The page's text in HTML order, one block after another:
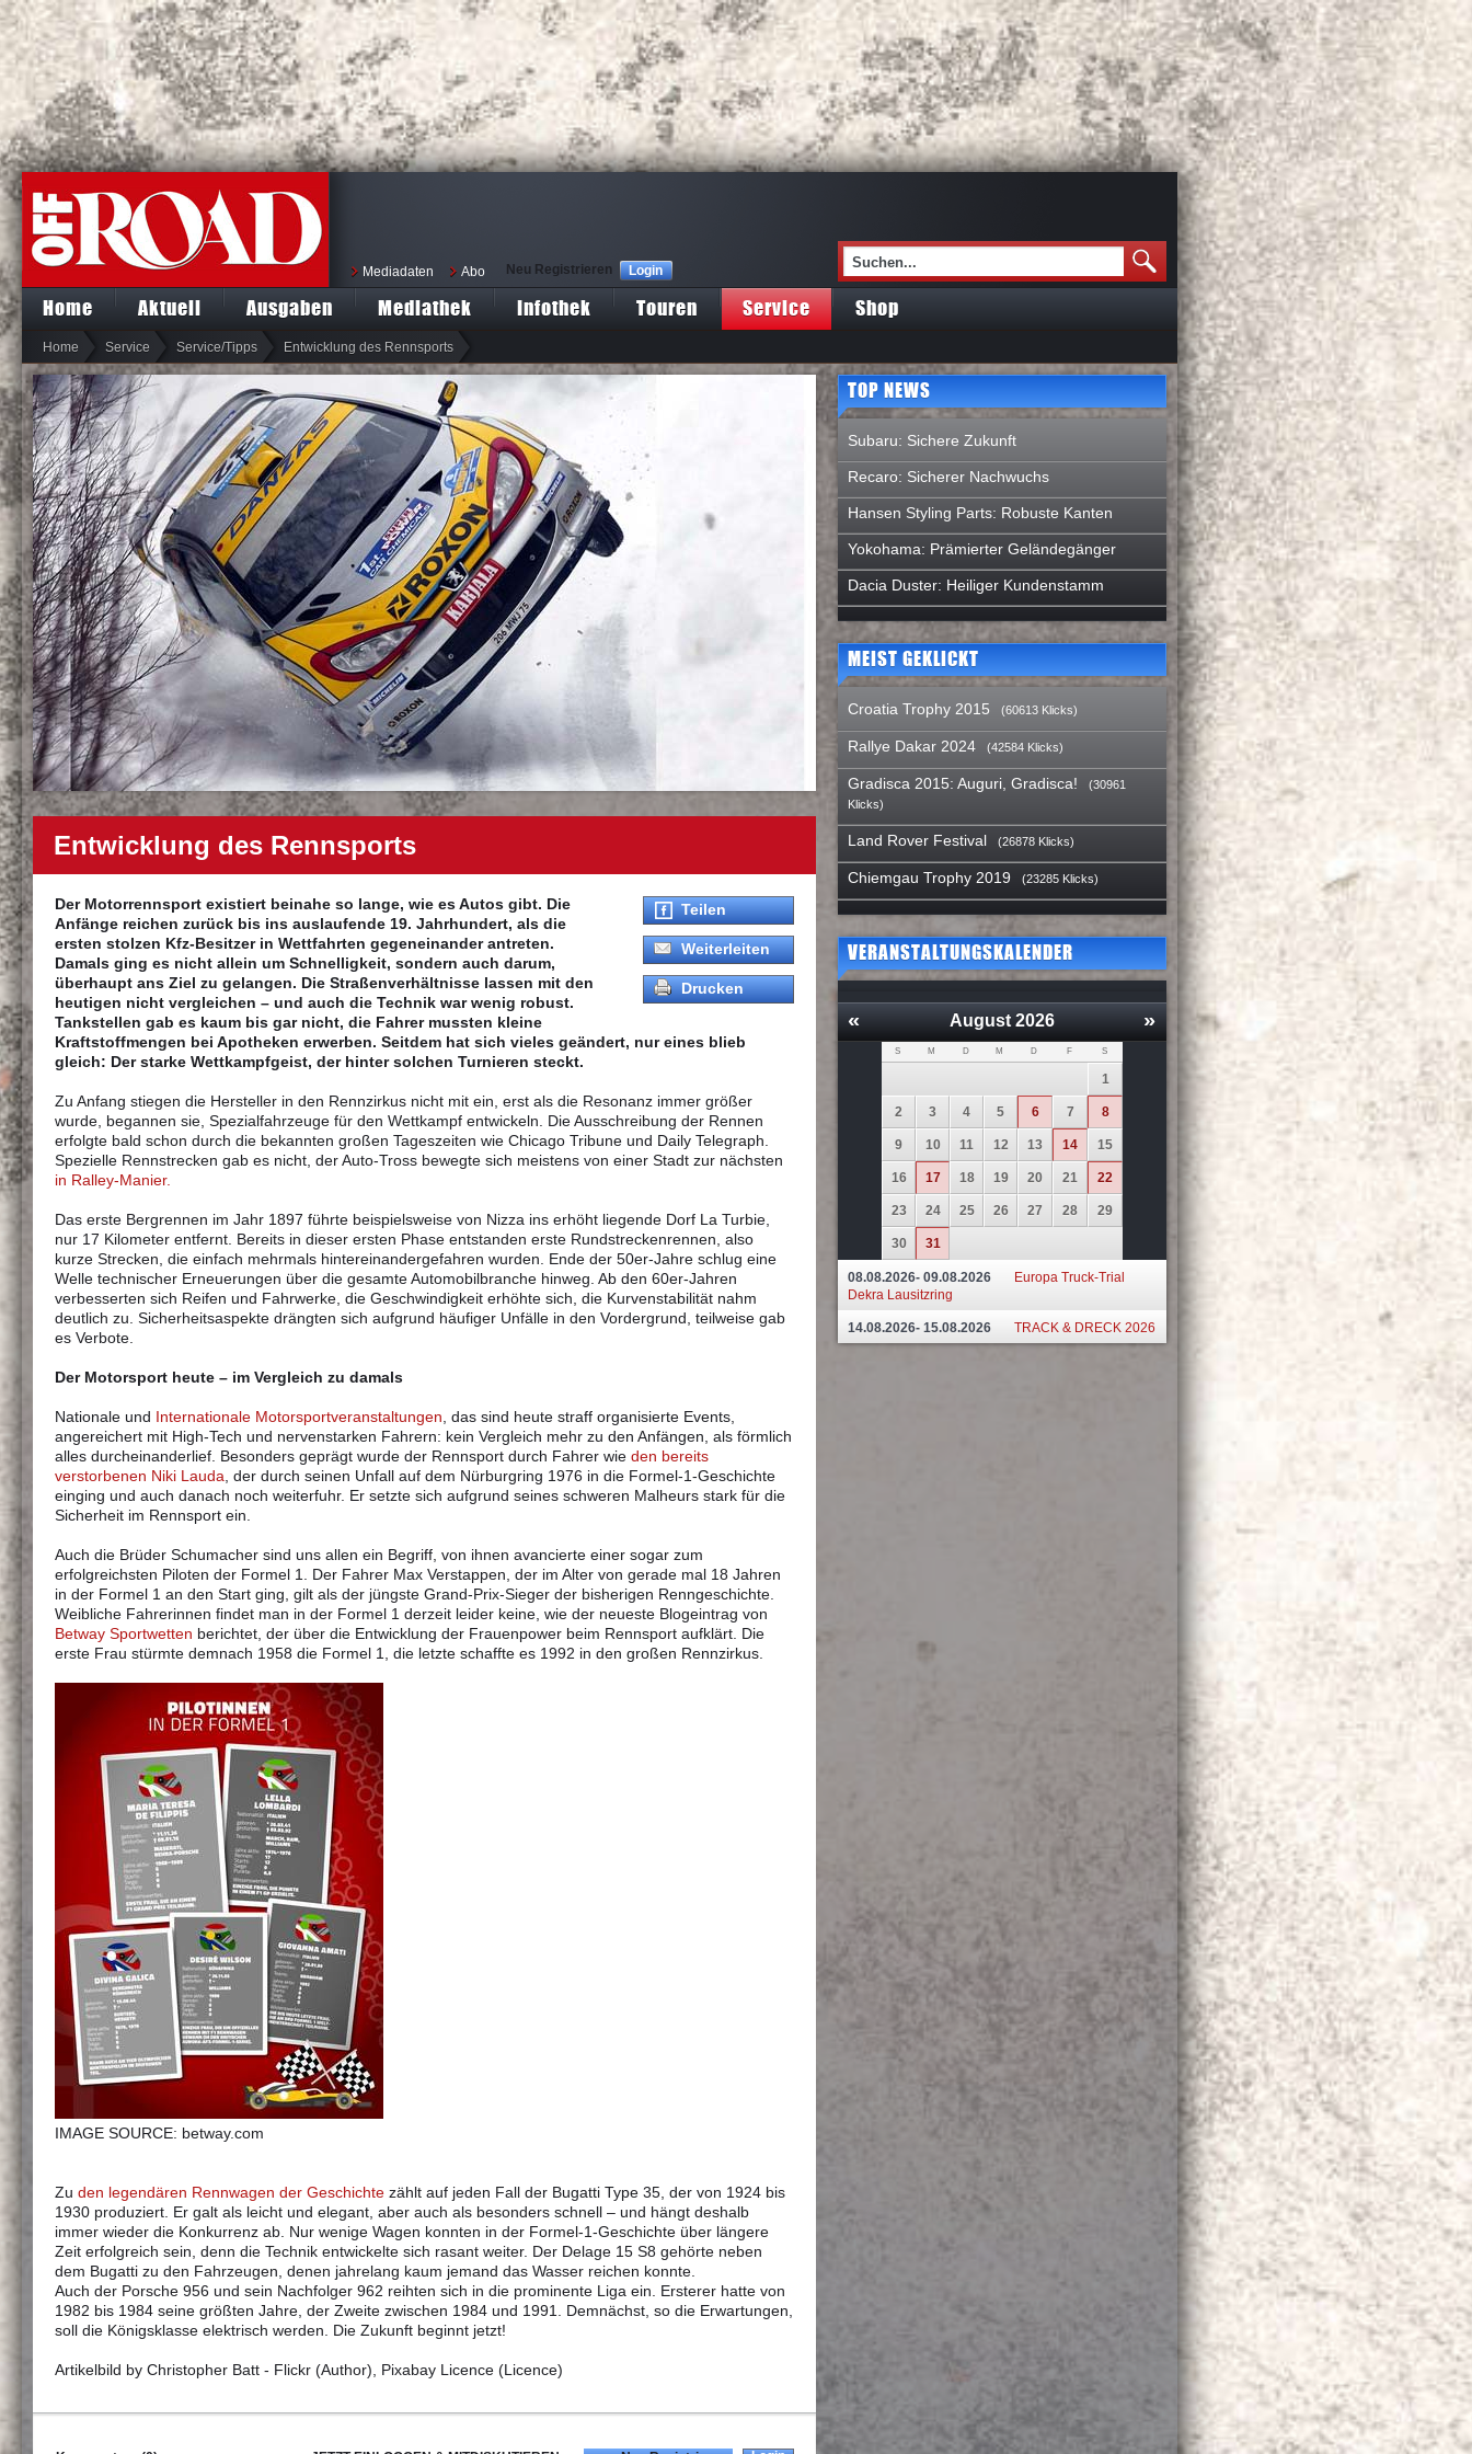
Mediadaten Abo Neu Registrieren Login
Home Aktuell Ausgaben Mediathek Infothek Touren Service Shop
Home Service Service/Tipps Entwicklung des Rennsports
Entwicklung des Rennsports
Teilen
Weiterleiten
Drucken
Der Motorrennsport existiert beinahe so lange, wie es Autos gibt. Die
Anfänge reichen zurück bis ins auslaufende 19. Jahrhundert, als die
ersten stolzen Kfz-Besitzer in Wettfahrten gegeneinander antreten.
Damals ging es nicht allein um Schnelligkeit, sondern auch darum,
überhaupt ans Ziel zu gelangen. Die Straßenverhältnisse lassen mit den
heutigen nicht vergleichen – und auch die Technik war wenig robust.
Tankstellen gab es kaum bis gar nicht, die Fahrer mussten kleine
Kraftstoffmengen bei Apotheken erwerben. Seitdem hat sich vieles geändert, nur eines blieb
gleich: Der starke Wettkampfgeist, der hinter solchen Turnieren steckt.
Zu Anfang stiegen die Hersteller in den Rennzirkus nicht mit ein, erst als die Resonanz immer größer
wurde, begannen sie, Spezialfahrzeuge für den Wettkampf entwickeln. Die Ausschreibung der Rennen
erfolgte bald schon durch die bekannten großen Tageszeiten wie Chicago Tribune und Daily Telegraph.
Spezielle Rennstrecken gab es nicht, der Auto-Tross bewegte sich meistens von einer Stadt zur nächsten
in Ralley-Manier.
Das erste Bergrennen im Jahr 1897 führte beispielsweise von Nizza ins erhöht liegende Dorf La Turbie,
nur 17 Kilometer entfernt. Bereits in dieser ersten Phase entstanden erste Rundstreckenrennen, also
kurze Strecken, die einfach mehrmals hintereinandergefahren wurden. Ende der 50er-Jahre schlug eine
Welle technischer Erneuerungen über die gesamte Automobilbranche hinweg. Ab den 60er-Jahren
verbesserten sich Reifen und Fahrwerke, die Geschwindigkeit erhöhte sich, die Kurvenstabilität nahm
deutlich zu. Sicherheitsaspekte drängten sich aufgrund häufiger Unfälle in den Vordergrund, teilweise gab
es Verbote.
Der Motorsport heute – im Vergleich zu damals
Nationale und Internationale Motorsportveranstaltungen , das sind heute straff organisierte Events,
angereichert mit High-Tech und nervenstarken Fahrern: kein Vergleich mehr zu den Anfängen, als förmlich
alles durcheinanderlief. Besonders geprägt wurde der Rennsport durch Fahrer wie den bereits
verstorbenen Niki Lauda , der durch seinen Unfall auf dem Nürburgring 1976 in die Formel-1-Geschichte
einging und auch danach noch weiterfuhr. Er setzte sich aufgrund seines schweren Malheurs stark für die
Sicherheit im Rennsport ein.
Auch die Brüder Schumacher sind uns allen ein Begriff, von ihnen avancierte einer sogar zum
erfolgreichsten Piloten der Formel 1. Der Fahrer Max Verstappen, der im Alter von gerade mal 18 Jahren
in der Formel 1 an den Start ging, gilt als der jüngste Grand-Prix-Sieger der bisherigen Renngeschichte.
Weibliche Fahrerinnen findet man in der Formel 1 derzeit leider keine, wie der neueste Blogeintrag von
Betway Sportwetten berichtet, der über die Entwicklung der Frauenpower beim Rennsport aufklärt. Die
erste Frau stürmte demnach 1958 die Formel 1, die letzte schaffte es 1992 in den großen Rennzirkus.
IMAGE SOURCE: betway.com
Zu den legendären Rennwagen der Geschichte zählt auf jeden Fall der Bugatti Type 35, der von 1924 bis
1930 produziert. Er galt als leicht und elegant, aber auch als besonders schnell – und hängt deshalb
immer wieder die Konkurrenz ab. Nur wenige Wagen konnten in der Formel-1-Geschichte über längere
Zeit erfolgreich sein, denn die Technik entwickelte sich rasant weiter. Der Delage 15 S8 gehörte neben
dem Bugatti zu den Fahrzeugen, denen jahrelang kaum jemand das Wasser reichen konnte.
Auch der Porsche 956 und sein Nachfolger 962 reihten sich in die prominente Liga ein. Ersterer hatte von
1982 bis 1984 seine größten Jahre, der Zweite zwischen 1984 und 1991. Demnächst, so die Erwartungen,
soll die Königsklasse elektrisch werden. Die Zukunft beginnt jetzt!
Artikelbild by Christopher Batt - Flickr (Author), Pixabay Licence (Licence)
TOP NEWS
Subaru: Sichere Zukunft
Recaro: Sicherer Nachwuchs
Hansen Styling Parts: Robuste Kanten
Yokohama: Prämierter Geländegänger
Dacia Duster: Heiliger Kundenstamm
MEIST GEKLICKT
Croatia Trophy 2015 (60613 Klicks)
Rallye Dakar 2024 (42584 Klicks)
Gradisca 2015: Auguri, Gradisca!
(30961
Klicks)
Land Rover Festival (26878 Klicks)
Chiemgau Trophy 2019 (23285 Klicks)
VERANSTALTUNGSKALENDER
« »
August 2026
S M D M D F S
1
2 3 4 5 6 7 8
9 10 11 12 13 14 15
16 17 18 19 20 21 22
23 24 25 26 27 28 29
30 31
08.08.2026- 09.08.2026
Europa Truck-Trial
Dekra Lausitzring
14.08.2026- 15.08.2026 TRACK & DRECK 2026